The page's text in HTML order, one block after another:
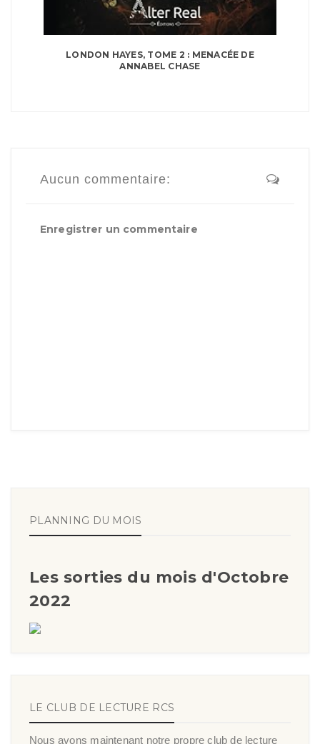
LONDON HAYES, TOME 2 : MENACÉE DE
ANNABEL CHASE
Aucun commentaire:
Enregistrer un commentaire
PLANNING DU MOIS
Les sorties du mois d'Octobre
2022
LE CLUB DE LECTURE RCS
Nous avons maintenant notre propre club de lecture